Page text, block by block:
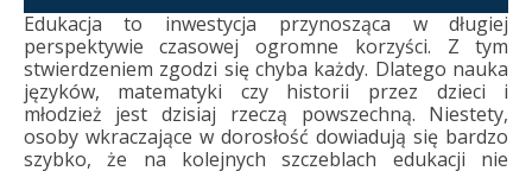
Edukacja to inwestycja przynosząca w długiej
perspektywie czasowej ogromne korzyści. Z tym
stwierdzeniem zgodzi się chyba każdy. Dlatego nauka
języków, matematyki czy historii przez dzieci i
młodzież jest dzisiaj rzeczą powszechną. Niestety,
osoby wkraczające w dorosłość dowiadują się bardzo
szybko, że na kolejnych szczeblach edukacji nie